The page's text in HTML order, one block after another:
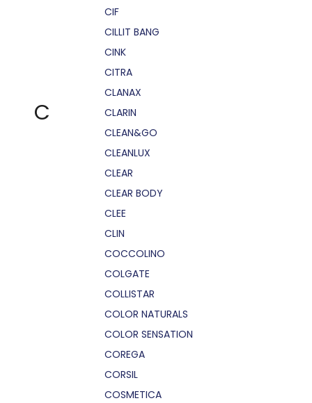
C
CIF
CILLIT BANG
CINK
CITRA
CLANAX
CLARIN
CLEAN&GO
CLEANLUX
CLEAR
CLEAR BODY
CLEE
CLIN
COCCOLINO
COLGATE
COLLISTAR
COLOR NATURALS
COLOR SENSATION
COREGA
CORSIL
COSMETICA